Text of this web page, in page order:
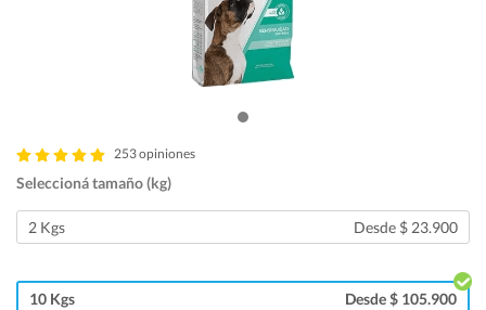
253 opiniones
Seleccioná tamaño (kg)
2 Kgs Desde $ 23.900
10 Kgs Desde $ 105.900